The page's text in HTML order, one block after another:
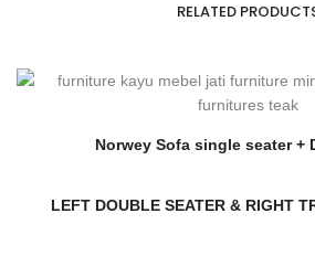
RELATED
Norwey Sofa single seater +
LEFT DOUBLE SEATER & RIGHT